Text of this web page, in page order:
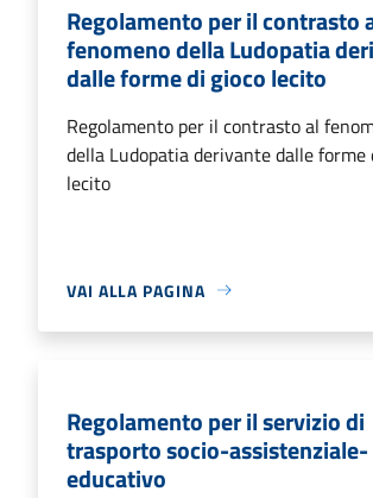
Regolamento per il contrasto
fenomeno della Ludopatia
dalle forme di gioco lecito
Regolamento per il contrasto al
della Ludopatia derivante dalle forme
lecito
VAI ALLA PAGINA
Regolamento per il servizio di
trasporto socio-assistenziale-
educativo